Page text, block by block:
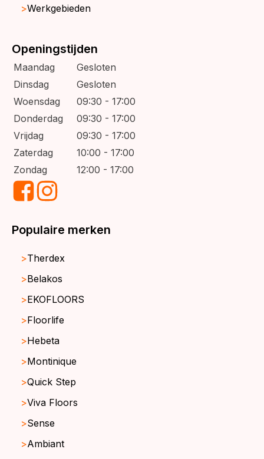
Werkgebieden
Openingstijden
Maandag
Gesloten
Dinsdag
Gesloten
Woensdag
09:30 - 17:00
Donderdag
09:30 - 17:00
Vrijdag
09:30 - 17:00
Zaterdag
10:00 - 17:00
Zondag
12:00 - 17:00
Populaire merken
Therdex
Belakos
EKOFLOORS
Floorlife
Hebeta
Montinique
Quick Step
Viva Floors
Sense
Ambiant